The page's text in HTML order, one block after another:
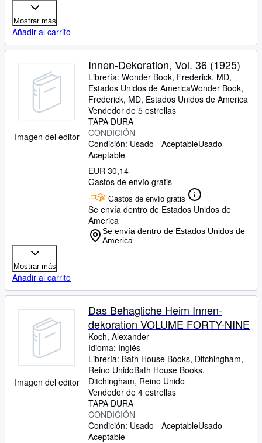
Mostrar más
Añadir al carrito
Imagen del editor
Innen-Dekoration, Vol. 36 (1925)
Librería: Wonder Book, Frederick, MD,
Estados Unidos de AmericaWonder Book,
Frederick, MD, Estados Unidos de America
Vendedor de 5 estrellas
TAPA DURA
CONDICIÓN
Condición: Usado - AceptableUsado -
Aceptable
EUR 30,14
Gastos de envío gratis
Gastos de envío gratis
Se envía dentro de Estados Unidos de
America
Se envía dentro de Estados Unidos de
America
Mostrar más
Añadir al carrito
Imagen del editor
Das Behagliche Heim Innen-
dekoration VOLUME FORTY-NINE
Koch, Alexander
Idioma: Inglés
Librería: Bath House Books, Ditchingham,
Reino UnidoBath House Books,
Ditchingham, Reino Unido
Vendedor de 4 estrellas
TAPA DURA
CONDICIÓN
Condición: Usado - AceptableUsado -
Aceptable